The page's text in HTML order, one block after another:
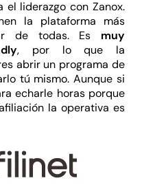
el liderazgo con Zanox.
la plataforma más
de todas. Es muy
, por lo que la
abrir un programa de
tú mismo. Aunque si
echarle horas porque
la operativa es